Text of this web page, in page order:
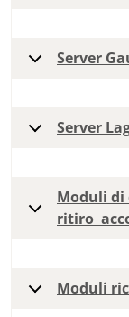
Server
Server
Moduli di
ritiro
Moduli